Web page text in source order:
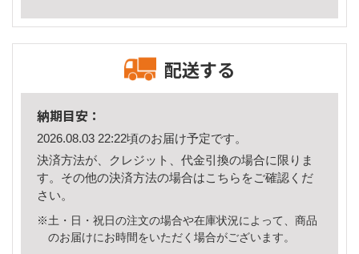
配送する
納期目安：
2026.08.03 22:22頃のお届け予定です。
決済方法が、クレジット、代金引換の場合に限りま
す。その他の決済方法の場合はこちら をご確認くだ
さい。
※土・日・祝日の注文の場合や在庫状況によって、商品
のお届けにお時間をいただく場合がございます。